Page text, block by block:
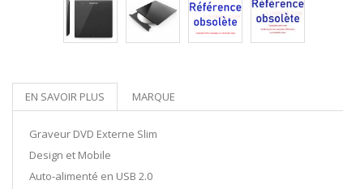
EN SAVOIR PLUS MARQUE
Graveur DVD Externe Slim
Design et Mobile
Auto-alimenté en USB 2.0